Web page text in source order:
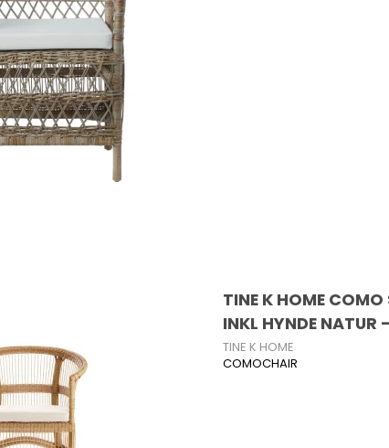
TINE K HOME
INKL HYNDE NATUR
TINE K HOME
COMOCHAIR